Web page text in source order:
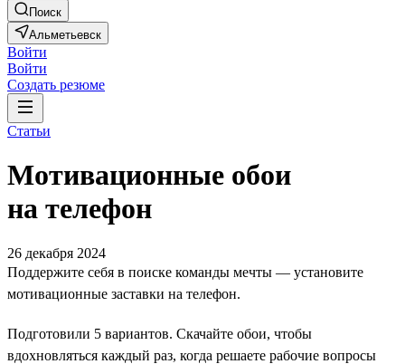
Поиск
Альметьевск
Войти
Войти
Создать резюме
Статьи
Мотивационные обои
на телефон
26 декабря 2024
Поддержите себя в поиске команды мечты — установите
мотивационные заставки на телефон.
Подготовили 5 вариантов. Скачайте обои, чтобы
вдохновляться каждый раз, когда решаете рабочие вопросы